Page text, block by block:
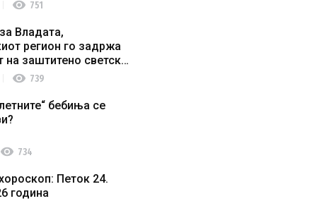
visibility 751
Владата,
регион го задржа
на заштитено светско
наследство
visibility 739
бебиња се
visibility 734
Петок 24.
година